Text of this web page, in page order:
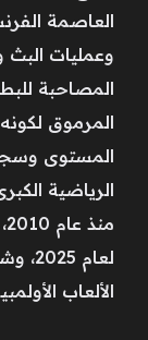
وعمليات البث
المصاحبة
المرموق
المستوى
الرياضية
لعام
الألعاب